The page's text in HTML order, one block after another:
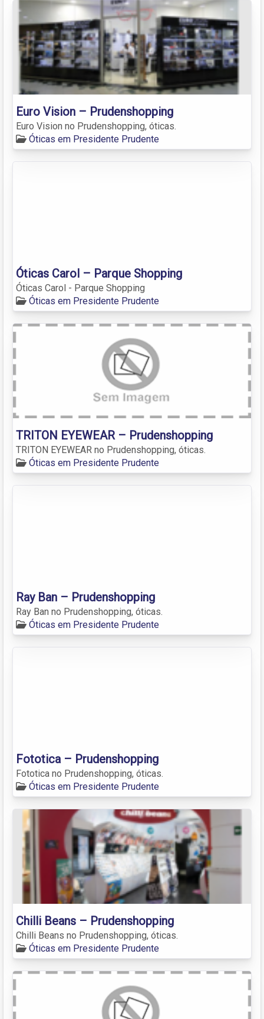
Euro Vision – Prudenshopping
Euro Vision no Prudenshopping, óticas.
Óticas em Presidente Prudente
Óticas Carol – Parque Shopping
Óticas Carol - Parque Shopping
Óticas em Presidente Prudente
TRITON EYEWEAR – Prudenshopping
TRITON EYEWEAR no Prudenshopping, óticas.
Óticas em Presidente Prudente
Ray Ban – Prudenshopping
Ray Ban no Prudenshopping, óticas.
Óticas em Presidente Prudente
Fototica – Prudenshopping
Fototica no Prudenshopping, óticas.
Óticas em Presidente Prudente
Chilli Beans – Prudenshopping
Chilli Beans no Prudenshopping, óticas.
Óticas em Presidente Prudente